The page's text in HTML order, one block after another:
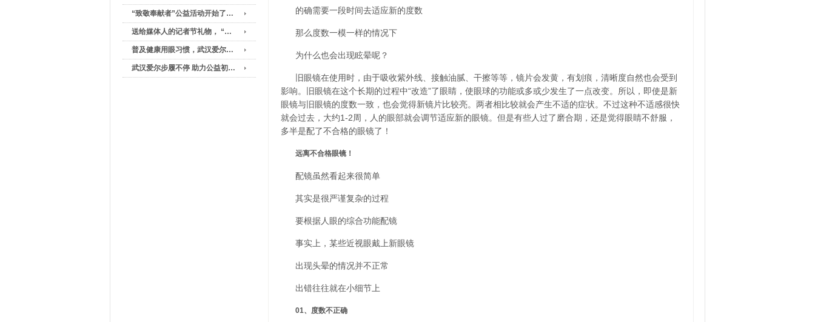
“致敬奉献者”公益活动开始了…
送给媒体人的记者节礼物， “…
普及健康用眼习惯，武汉爱尔…
武汉爱尔步履不停 助力公益初…
的确需要一段时间去适应新的度数
那么度数一模一样的情况下
为什么也会出现眩晕呢？
旧眼镜在使用时，由于吸收紫外线、接触油腻、干擦等等，镜片会发黄，有划痕，清晰度自然也会受到
影响。旧眼镜在这个长期的过程中“改造”了眼睛，使眼球的功能或多或少发生了一点改变。所以，即使是新
眼镜与旧眼镜的度数一致，也会觉得新镜片比较亮。两者相比较就会产生不适的症状。不过这种不适感很快
就会过去，大约1-2周，人的眼部就会调节适应新的眼镜。但是有些人过了磨合期，还是觉得眼睛不舒服，
多半是配了不合格的眼镜了！
远离不合格眼镜！
配镜虽然看起来很简单
其实是很严谨复杂的过程
要根据人眼的综合功能配镜
事实上，某些近视眼戴上新眼镜
出现头晕的情况并不正常
出错往往就在小细节上
01、度数不正确